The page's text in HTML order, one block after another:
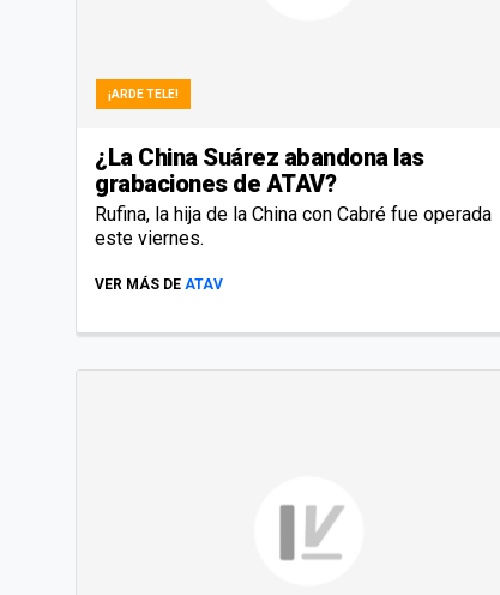
¡ARDE TELE!
¿La China Suárez abandona las
grabaciones de ATAV?
Rufina, la hija de la China con Cabré fue operada
este viernes.
VER MÁS DE ATAV